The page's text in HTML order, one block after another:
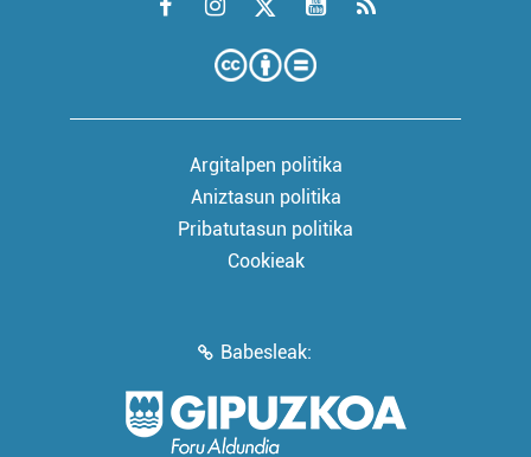
Argitalpen politika
Aniztasun politika
Pribatutasun politika
Cookieak
Babesleak: